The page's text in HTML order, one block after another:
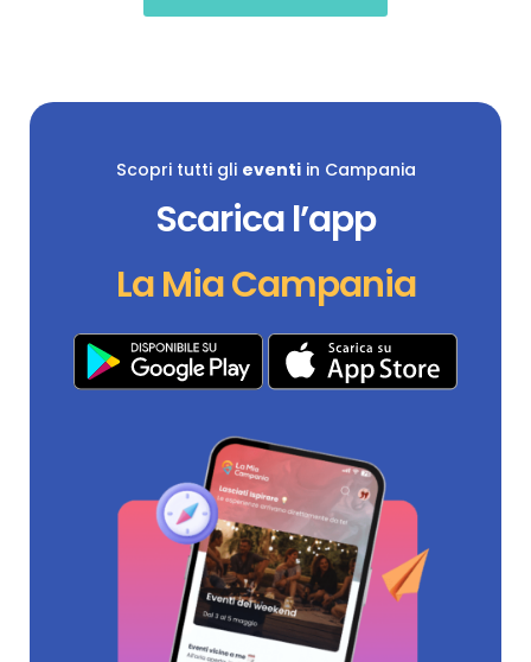
Scopri tutti gli eventiin Campania
Scarica l’app
La Mia Campania